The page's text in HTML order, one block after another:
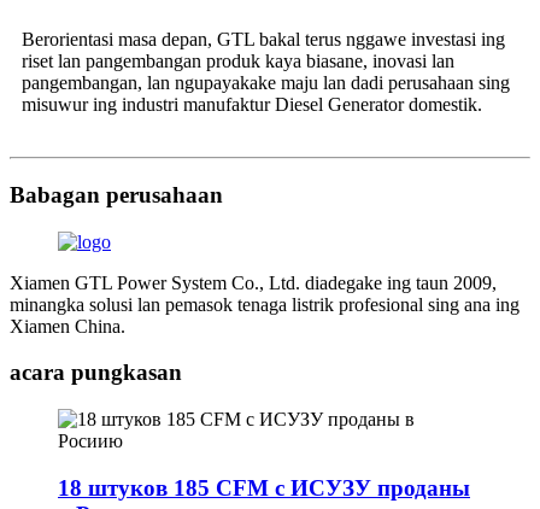
Berorientasi masa depan, GTL bakal terus nggawe investasi ing
riset lan pangembangan produk kaya biasane, inovasi lan
pangembangan, lan ngupayakake maju lan dadi perusahaan sing
misuwur ing industri manufaktur Diesel Generator domestik.
Babagan perusahaan
Xiamen GTL Power System Co., Ltd. diadegake ing taun 2009,
minangka solusi lan pemasok tenaga listrik profesional sing ana ing
Xiamen China.
acara pungkasan
18 штуков 185 CFM с ИСУЗУ проданы